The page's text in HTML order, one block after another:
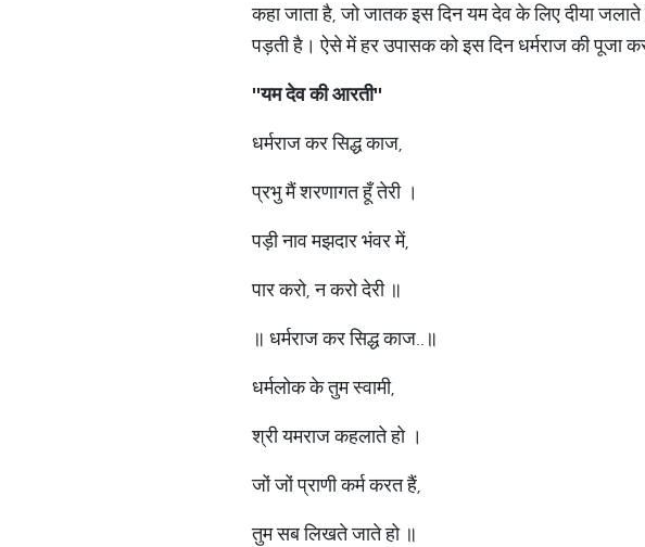
कहा जाता है, जो जातक इस दिन यम देव के लिए दीया
पड़ती है। ऐसे में हर उपासक को इस दिन धर्मराज की पूजा
''यम देव की आरती''
धर्मराज कर सिद्ध काज,
प्रभु मैं शरणागत हूँ तेरी ।
पड़ी नाव मझदार भंवर में,
पार करो, न करो देरी ॥
॥ धर्मराज कर सिद्ध काज..॥
धर्मलोक के तुम स्वामी,
श्री यमराज कहलाते हो ।
जों जों प्राणी कर्म करत हैं,
तुम सब लिखते जाते हो ॥